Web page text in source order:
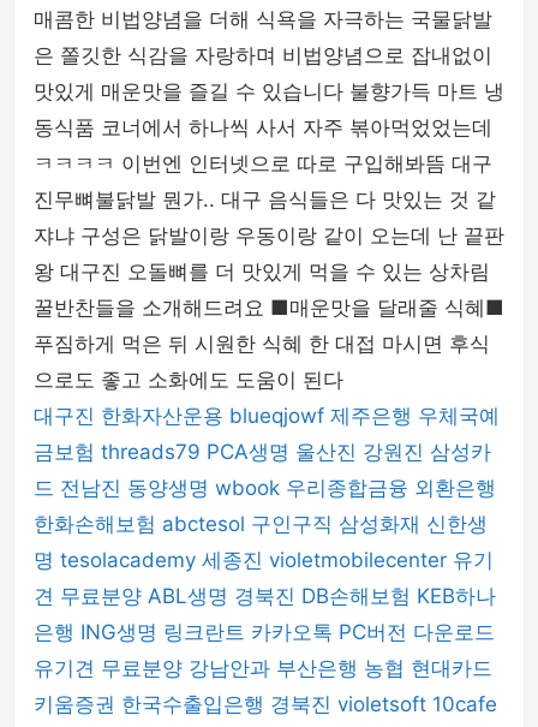
매콤한 비법양념을 더해 식욕을 자극하는 국물닭발
은 쫄깃한 식감을 자랑하며 비법양념으로 잡내없이
맛있게 매운맛을 즐길 수 있습니다 불향가득 마트 냉
동식품 코너에서 하나씩 사서 자주 볶아먹었었는데
ㅋㅋㅋㅋ 이번엔 인터넷으로 따로 구입해봐뜸 대구
진무뼈불닭발 뭔가.. 대구 음식들은 다 맛있는 것 같
쟈냐 구성은 닭발이랑 우동이랑 같이 오는데 난 끝판
왕 대구진 오돌뼈를 더 맛있게 먹을 수 있는 상차림
꿀반찬들을 소개해드려요 ■매운맛을 달래줄 식혜■
푸짐하게 먹은 뒤 시원한 식혜 한 대접 마시면 후식
으로도 좋고 소화에도 도움이 된다
대구진 한화자산운용 blueqjowf 제주은행 우체국예
금보험 threads79 PCA생명 울산진 강원진 삼성카
드 전남진 동양생명 wbook 우리종합금융 외환은행
한화손해보험 abctesol 구인구직 삼성화재 신한생
명 tesolacademy 세종진 violetmobilecenter 유기
견 무료분양 ABL생명 경북진 DB손해보험 KEB하나
은행 ING생명 링크란트 카카오톡 PC버전 다운로드
유기견 무료분양 강남안과 부산은행 농협 현대카드
키움증권 한국수출입은행 경북진 violetsoft 10cafe